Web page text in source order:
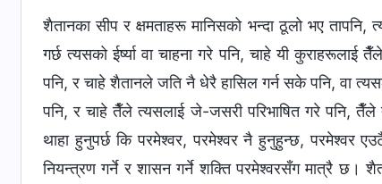
शैतानका सीप र क्षमताहरू मानिसको भन्दा ठूलो भए
गर्छ त्यसको ईर्ष्या वा चाहना गरे पनि, चाहे यी
पनि, र चाहे शैतानले जति नै धेरै हासिल गर्न सके पनि, वा
पनि, र चाहे तैँले त्यसलाई जे-जसरी परिभाषित गरे पनि,
थाहा हुनुपर्छ कि परमेश्‍वर, परमेश्‍वर नै हुनुहुन्छ, परमेश्‍वर
नियन्त्रण गर्ने र शासन गर्ने शक्ति परमेश्‍वरसँग मात्रै छ।